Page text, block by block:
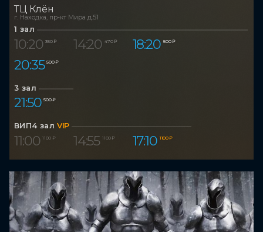
ТЦ Клён
г. Находка, пр-кт Мира д.51
1 зал
10:20 350 ₽ 14:20 470 ₽ 18:20 500 ₽
20:35 500 ₽
3 зал
21:50 500 ₽
ВИП4 зал VIP
11:00 1 100 ₽ 14:55 1 100 ₽ 17:10 1 100 ₽